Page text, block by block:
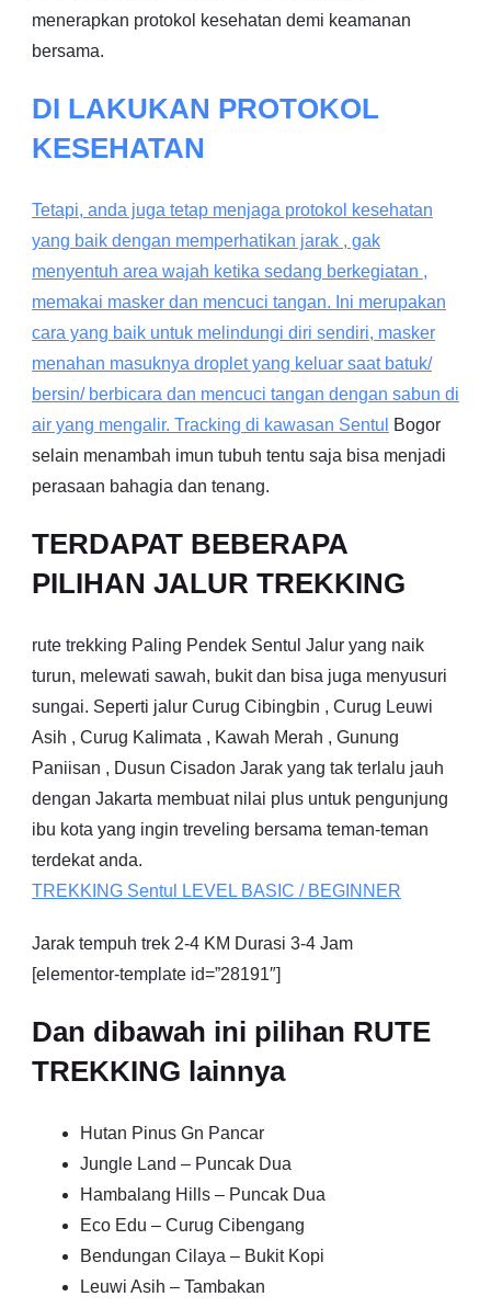
menerapkan protokol kesehatan demi keamanan
bersama.
DI LAKUKAN PROTOKOL
KESEHATAN
Tetapi, anda juga tetap menjaga protokol kesehatan
yang baik dengan memperhatikan jarak , gak
menyentuh area wajah ketika sedang berkegiatan ,
memakai masker dan mencuci tangan. Ini merupakan
cara yang baik untuk melindungi diri sendiri, masker
menahan masuknya droplet yang keluar saat batuk/
bersin/ berbicara dan mencuci tangan dengan sabun di
air yang mengalir. Tracking di kawasan Sentul
Bogor
selain menambah imun tubuh tentu saja bisa menjadi
perasaan bahagia dan tenang.
TERDAPAT BEBERAPA
PILIHAN JALUR TREKKING
rute trekking Paling Pendek Sentul Jalur yang naik
turun, melewati sawah, bukit dan bisa juga menyusuri
sungai. Seperti jalur Curug Cibingbin , Curug Leuwi
Asih , Curug Kalimata , Kawah Merah , Gunung
Paniisan , Dusun Cisadon Jarak yang tak terlalu jauh
dengan Jakarta membuat nilai plus untuk pengunjung
ibu kota yang ingin treveling bersama teman-teman
terdekat anda.
TREKKING Sentul LEVEL BASIC / BEGINNER
Jarak tempuh trek 2-4 KM Durasi 3-4 Jam
[elementor-template id=”28191″]
Dan dibawah ini pilihan RUTE
TREKKING lainnya
Hutan Pinus Gn Pancar
Jungle Land – Puncak Dua
Hambalang Hills – Puncak Dua
Eco Edu – Curug Cibengang
Bendungan Cilaya – Bukit Kopi
Leuwi Asih – Tambakan